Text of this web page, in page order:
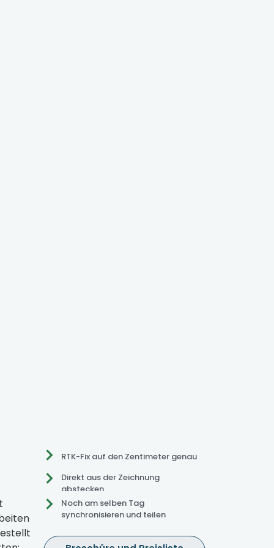
RTK-Fix auf den Zentimeter genau
Direkt aus der Zeichnung
abstecken
Noch am selben Tag
synchronisieren und teilen